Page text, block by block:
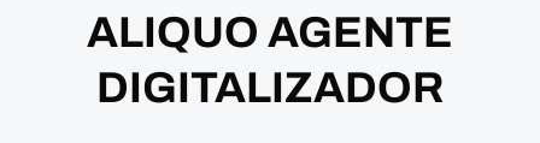
ALIQUO AGENTE
DIGITALIZADOR